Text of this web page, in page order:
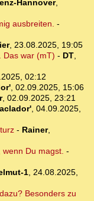
Hannover,
ausbreiten. -
, 23.08.2025, 19:05
Das war (mT) - DT,
02:12
, 02.09.2025, 15:06
, 02.09.2025, 23:21
, 04.09.2025,
- Rainer,
Du magst. -
1, 24.08.2025,
Besonders zu